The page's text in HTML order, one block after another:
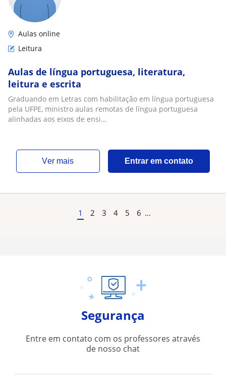
Aulas online
Leitura
Aulas de língua portuguesa, literatura,
leitura e escrita
Graduando em Letras com habilitação em língua portuguesa
pela UFPE, ministro aulas remotas de língua portuguesa
alinhadas aos eixos de ensi...
ver mais Entrar em contato
1 2 3 4 5 6 ...
Segurança
Entre em contato com os professores através
de nosso chat